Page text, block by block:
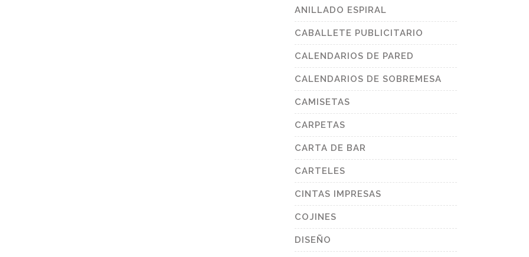
ANILLADO ESPIRAL
CABALLETE PUBLICITARIO
CALENDARIOS DE PARED
CALENDARIOS DE SOBREMESA
CAMISETAS
CARPETAS
CARTA DE BAR
CARTELES
CINTAS IMPRESAS
COJINES
DISEÑO